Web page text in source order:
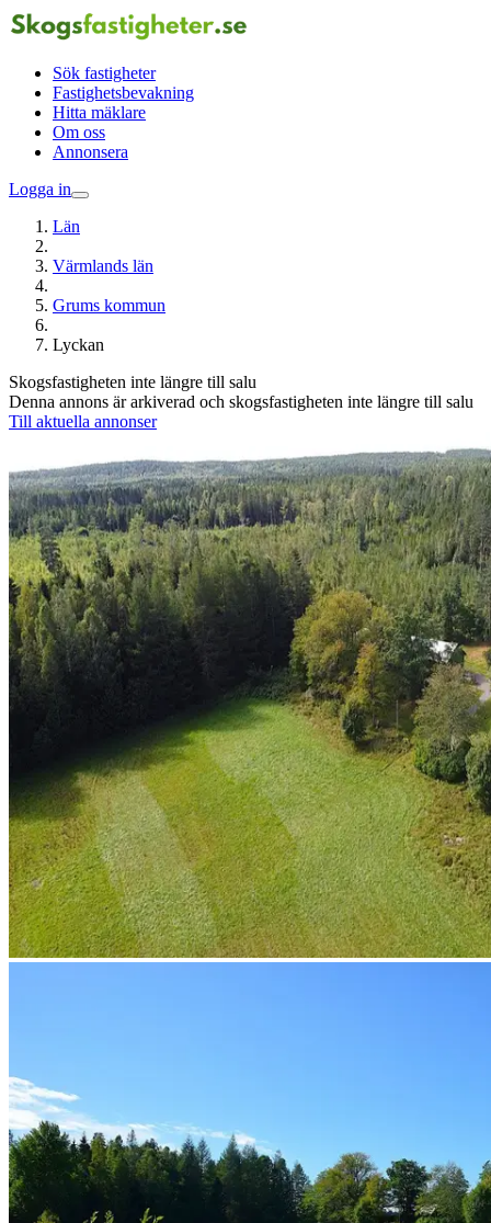
Sök fastigheter
Fastighetsbevakning
Hitta mäklare
Om oss
Annonsera
Logga in
Län
Värmlands län
Grums kommun
Lyckan
Skogsfastigheten inte längre till salu
Denna annons är arkiverad och skogsfastigheten inte längre till salu
Till aktuella annonser